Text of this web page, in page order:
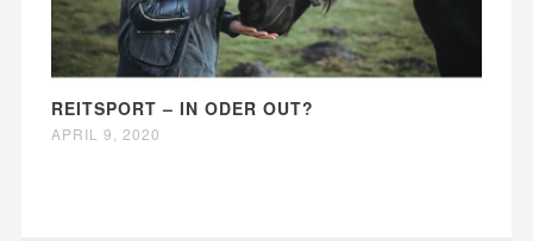
REITSPORT – IN ODER OUT?
APRIL 9, 2020